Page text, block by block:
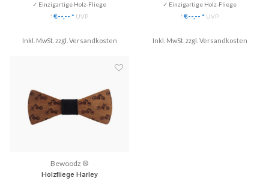
✓ Einzigartige Holz-Fliege
✓ Handgefertigt aus Echtholz
% Fotografen bekommen Rabatt!
*€--,-- * UVP
Inkl. MwSt. zzgl. Versandkosten
✓ Einzigartige Holz-Fliege
✓ Handgefertigt aus Echt holz
♥ Gratis Versand
*€--,-- * UVP
Inkl. MwSt. zzgl. Versandkosten
Bewoodz ®
Holzfliege Harley